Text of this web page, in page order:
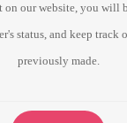
our website, you will
status, and keep track
previously made.